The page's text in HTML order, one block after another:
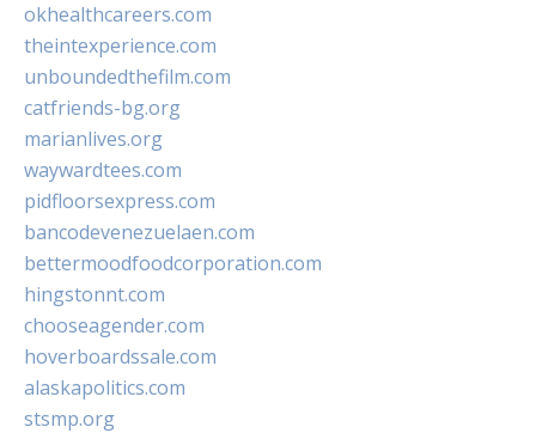
okhealthcareers.com
theintexperience.com
unboundedthefilm.com
catfriends-bg.org
marianlives.org
waywardtees.com
pidfloorsexpress.com
bancodevenezuelaen.com
bettermoodfoodcorporation.com
hingstonnt.com
chooseagender.com
hoverboardssale.com
alaskapolitics.com
stsmp.org